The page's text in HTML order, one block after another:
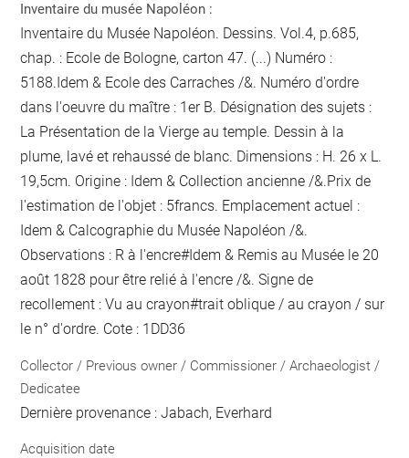
Inventaire du musée Napoléon :
Inventaire du Musée Napoléon. Dessins. Vol.4, p.685,
chap. : Ecole de Bologne, carton 47. (...) Numéro :
5188.Idem & Ecole des Carraches /&. Numéro d'ordre
dans l'oeuvre du maître : 1er B. Désignation des sujets :
La Présentation de la Vierge au temple. Dessin à la
plume, lavé et rehaussé de blanc. Dimensions : H. 26 x L.
19,5cm. Origine : Idem & Collection ancienne /&.Prix de
l'estimation de l'objet : 5francs. Emplacement actuel :
Idem & Calcographie du Musée Napoléon /&.
Observations : R à l'encre#Idem & Remis au Musée le 20
août 1828 pour être relié à l'encre /&. Signe de
recollement :Vu au crayon#trait oblique / au crayon / sur
le n° d'ordre. Cote : 1DD36
Collector / Previous owner / Commissioner / Archaeologist /
Dedicatee
Dernière provenance : Jabach, Everhard
Acquisition date